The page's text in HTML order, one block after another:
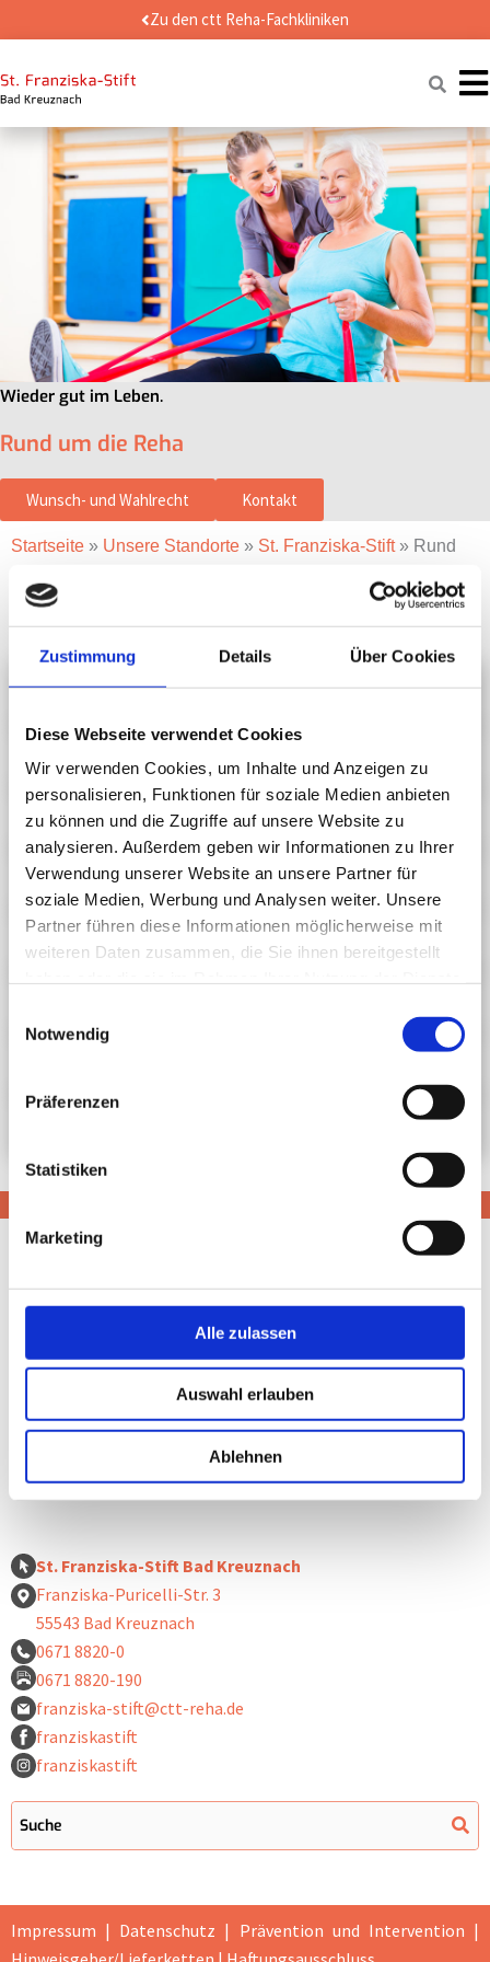
Zustimmung Details Über Cookies
Diese Webseite verwendet Cookies
Wir verwenden Cookies, um Inhalte und Anzeigen zu
personalisieren, Funktionen für soziale Medien anbieten
zu können und die Zugriffe auf unsere Website zu
analysieren. Außerdem geben wir Informationen zu Ihrer
Verwendung unserer Website an unsere Partner für
soziale Medien, Werbung und Analysen weiter. Unsere
Partner führen diese Informationen möglicherweise mit
weiteren Daten zusammen, die Sie ihnen bereitgestellt
Notwendig
Präferenzen
Statistiken
Marketing
Alle zulassen
Auswahl erlauben
Ablehnen
Inhalt
Zu den ctt Reha-Fachkliniken
Wieder gut im Leben.
Rund um die Reha
Wunsch- und Wahlrecht Kontakt
Startseite » Unsere Standorte » St. Franziska-Stift» Rund
Unsere Reha
Aufenthalt
Informationen für Begleitpersonen
Informationen für Selbstzahler
Seelsorge
St. Franziska-Stift Bad Kreuznach
Franziska-Puricelli-Str. 3
55543 Bad Kreuznach
0671 8820-0
0671 8820-190
franziska-stift@ctt-reha.de
franziskastift
franziskastift
Impressum | Datenschutz | Prävention und Intervention |